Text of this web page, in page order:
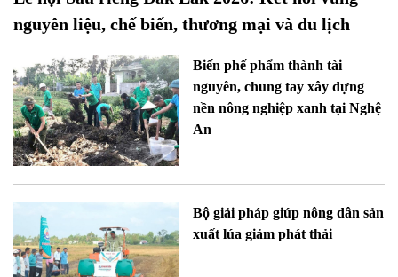
nguyên liệu, chế biến, thương mại và du lịch
Biến phế phẩm thành tài
nguyên, chung tay xây dựng
nền nông nghiệp xanh tại Nghệ
An
Bộ giải pháp giúp nông dân sản
xuất lúa giảm phát thải